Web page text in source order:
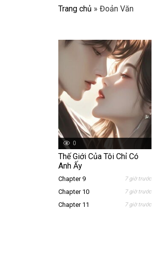
Trang chủ » Đoản Văn
0
Thế Giới Của Tôi Chỉ Có
Anh Ấy
Chapter 9 7 giờ trước
Chapter 10 7 giờ trước
Chapter 11 7 giờ trước